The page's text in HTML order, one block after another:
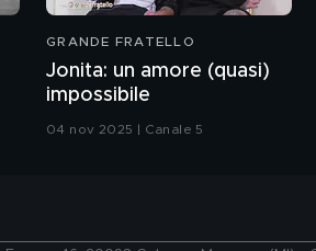
GRANDE FRATELLO
Jonita: un amore (quasi)
impossibile
04 nov 2025 | Canale 5